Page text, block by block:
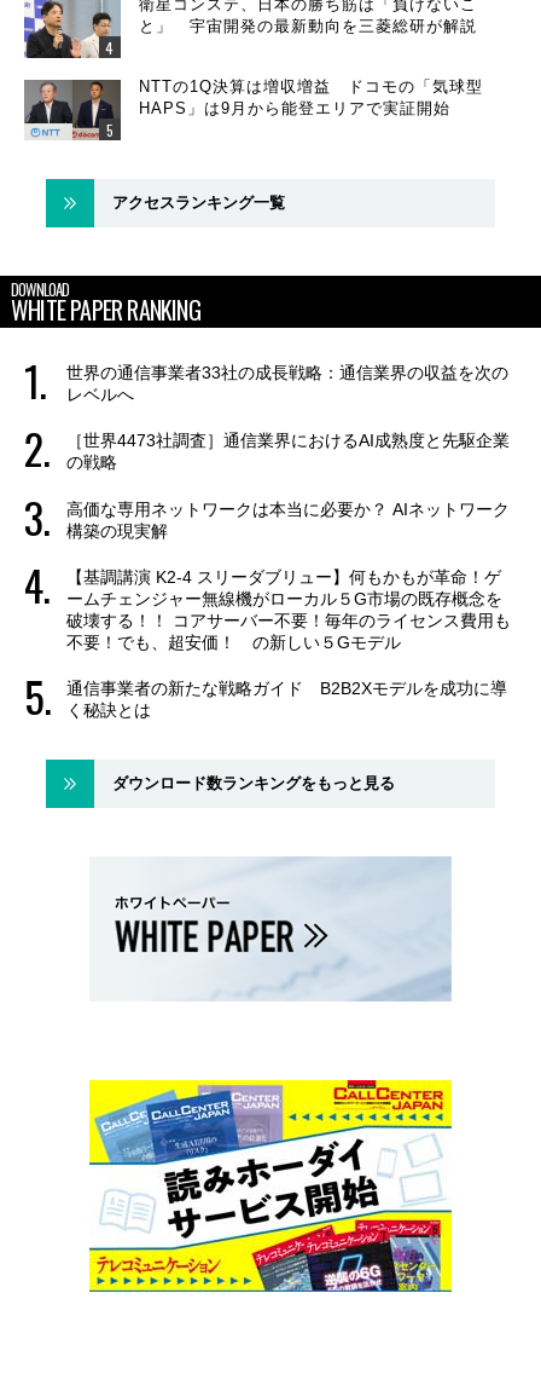
衛星コンステ、日本の勝ち筋は「負けないこ
と」 宇宙開発の最新動向を三菱総研が解説
NTTの1Q決算は増収増益 ドコモの「気球型
HAPS」は9月から能登エリアで実証開始
アクセスランキング一覧
DOWNLOAD
WHITE PAPER RANKING
世界の通信事業者33社の成長戦略：通信業界の収益を次の
レベルへ
［世界4473社調査］通信業界におけるAI成熟度と先駆企業
の戦略
高価な専用ネットワークは本当に必要か？ AIネットワーク
構築の現実解
【基調講演 K2-4 スリーダブリュー】何もかもが革命！ゲ
ームチェンジャー無線機がローカル５G市場の既存概念を
破壊する！！ コアサーバー不要！毎年のライセンス費用も
不要！でも、超安価！ の新しい５Gモデル
通信事業者の新たな戦略ガイド B2B2Xモデルを成功に導
く秘訣とは
ダウンロード数ランキングをもっと見る